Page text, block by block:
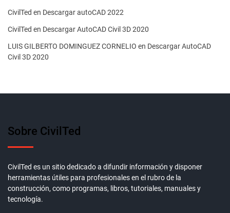
CivilTed en Descargar autoCAD 2022
CivilTed en Descargar AutoCAD Civil 3D 2020
LUIS GILBERTO DOMINGUEZ CORNELIO en Descargar AutoCAD
Civil 3D 2020
Sobre CivilTed
CivilTed es un sitio dedicado a difundir información y disponer
herramientas útiles para profesionales en el rubro de la
construcción, como programas, libros, tutoriales, manuales y
tecnología.